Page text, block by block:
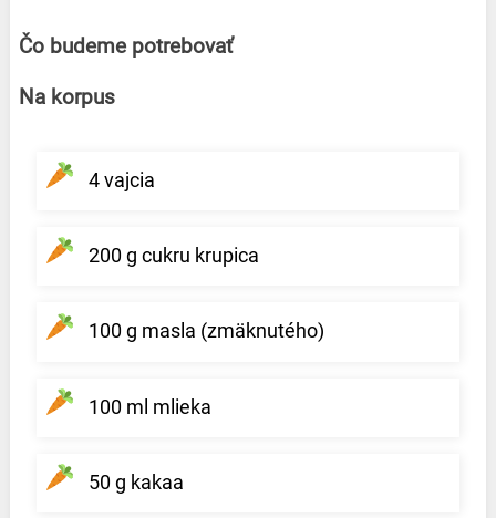
Čo budeme potrebovať
Na korpus
4 vajcia
200 g cukru krupica
100 g masla (zmäknutého)
100 ml mlieka
50 g kakaa